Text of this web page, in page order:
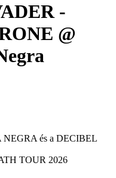
-
@
és a DECIBEL
TOUR 2026